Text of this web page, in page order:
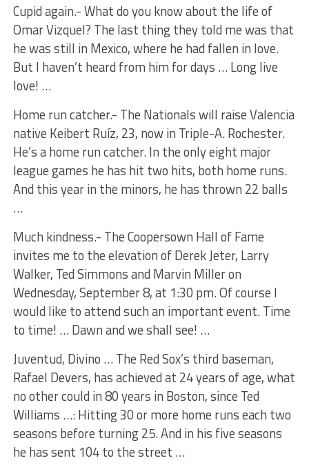
Cupid again.- What do you know about the life of
Omar Vizquel? The last thing they told me was that
he was still in Mexico, where he had fallen in love.
But I haven’t heard from him for days … Long live
love! …
Home run catcher.- The Nationals will raise Valencia
native Keibert Ruíz, 23, now in Triple-A. Rochester.
He’s a home run catcher. In the only eight major
league games he has hit two hits, both home runs.
And this year in the minors, he has thrown 22 balls
…
Much kindness.- The Coopersown Hall of Fame
invites me to the elevation of Derek Jeter, Larry
Walker, Ted Simmons and Marvin Miller on
Wednesday, September 8, at 1:30 pm. Of course I
would like to attend such an important event. Time
to time! … Dawn and we shall see! …
Juventud, Divino … The Red Sox’s third baseman,
Rafael Devers, has achieved at 24 years of age, what
no other could in 80 years in Boston, since Ted
Williams …: Hitting 30 or more home runs each two
seasons before turning 25. And in his five seasons
he has sent 104 to the street …